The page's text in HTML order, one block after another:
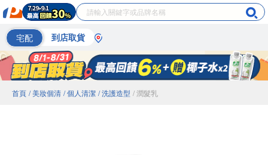
宅配 到店取貨
首頁 / 美妝個清 / 個人清潔 / 洗護造型 / 潤髮乳